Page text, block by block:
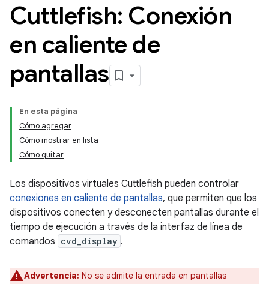
Cuttlefish: Conexión
en caliente de
pantallas
En esta página
Cómo agregar
Cómo mostrar en lista
Cómo quitar
Los dispositivos virtuales Cuttlefish pueden controlar
conexiones en caliente de pantallas, que permiten que los
dispositivos conecten y desconecten pantallas durante el
tiempo de ejecución a través de la interfaz de línea de
comandos cvd_display .
Advertencia: No se admite la entrada en pantallas